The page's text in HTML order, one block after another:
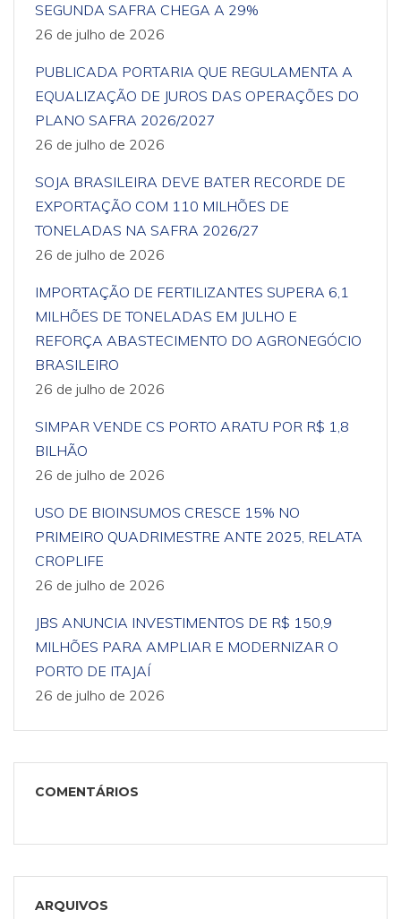
SEGUNDA SAFRA CHEGA A 29%
26 de julho de 2026
PUBLICADA PORTARIA QUE REGULAMENTA A
EQUALIZAÇÃO DE JUROS DAS OPERAÇÕES DO
PLANO SAFRA 2026/2027
26 de julho de 2026
SOJA BRASILEIRA DEVE BATER RECORDE DE
EXPORTAÇÃO COM 110 MILHÕES DE
TONELADAS NA SAFRA 2026/27
26 de julho de 2026
IMPORTAÇÃO DE FERTILIZANTES SUPERA 6,1
MILHÕES DE TONELADAS EM JULHO E
REFORÇA ABASTECIMENTO DO AGRONEGÓCIO
BRASILEIRO
26 de julho de 2026
SIMPAR VENDE CS PORTO ARATU POR R$ 1,8
BILHÃO
26 de julho de 2026
USO DE BIOINSUMOS CRESCE 15% NO
PRIMEIRO QUADRIMESTRE ANTE 2025, RELATA
CROPLIFE
26 de julho de 2026
JBS ANUNCIA INVESTIMENTOS DE R$ 150,9
MILHÕES PARA AMPLIAR E MODERNIZAR O
PORTO DE ITAJAÍ
26 de julho de 2026
COMENTÁRIOS
ARQUIVOS